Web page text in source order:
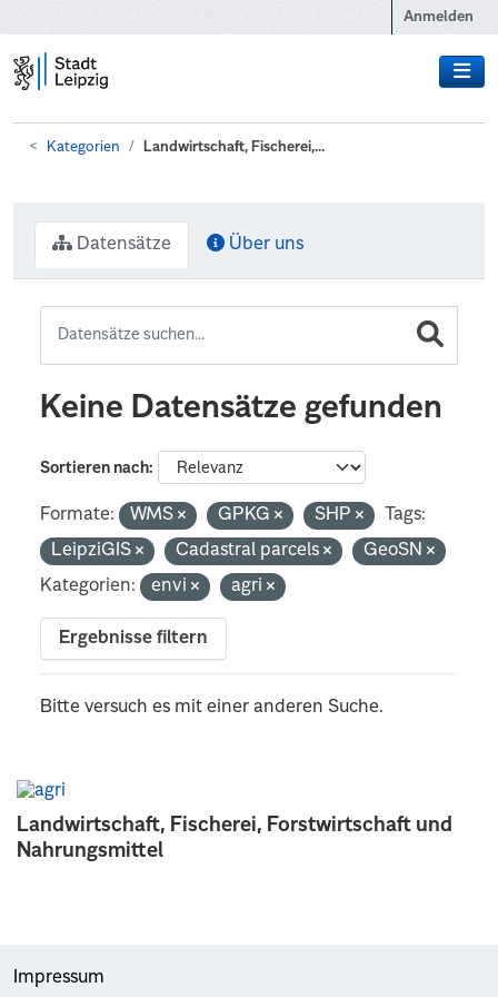
Anmelden
Kategorien Landwirtschaft, Fischerei,...
Landwirtschaft, Fischerei, Forstwirtschaft und
Nahrungsmittel
Datensätze Über uns
Keine Datensätze gefunden
Sortieren nach
Formate: WMS GPKG SHP
Tags:
LeipziGIS
Cadastral parcels
GeoSN
Kategorien:
envi agri
Ergebnisse filtern
Bitte versuch es mit einer anderen Suche.
Impressum